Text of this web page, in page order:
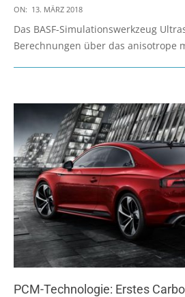
2018-
03-
13
ON: 13. MÄRZ 2018
Das BASF-Simulationswerkzeug
Berechnungen über das anisotrope
PCM-Technologie: Erstes